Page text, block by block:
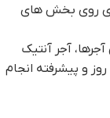
روی بخش های
آجر آنتیک
و پیشرفته انجام